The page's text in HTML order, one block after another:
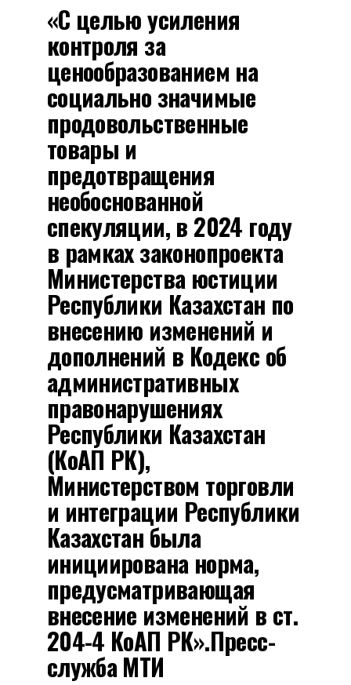
«С целью усиления
контроля за
ценообразованием на
социально значимые
продовольственные
товары и
предотвращения
необоснованной
спекуляции, в 2024 году
в рамках законопроекта
Министерства юстиции
Республики Казахстан по
внесению изменений и
дополнений в Кодекс об
административных
правонарушениях
Республики Казахстан
(КоАП РК),
Министерством торговли
и интеграции Республики
Казахстан была
инициирована норма,
предусматривающая
внесение изменений в ст.
204-4 КоАП РК».Пресс-
служба МТИ